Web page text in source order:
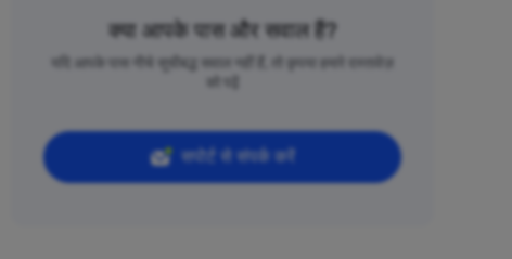
क्या आपके पास और सवाल हैं?
यदि आपके पास नीचे सूचीबद्ध सवाल नहीं हैं, तो कृपया हमारे दस्तावेज़
सपोर्ट से संपर्क करें